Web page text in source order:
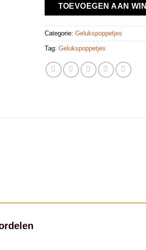
TOEVOEGEN AAN
Categorie: Gelukspoppetjes
Tag: Gelukspoppetjes